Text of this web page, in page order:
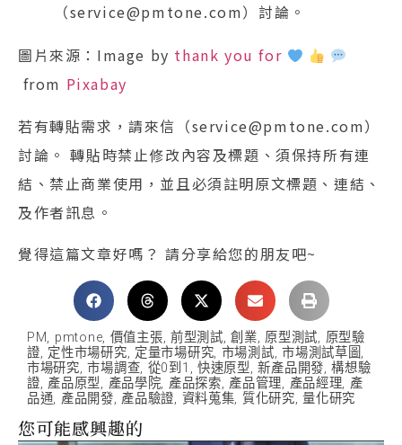
（service@pmtone.com）討論。
圖片來源：Image by thank you for
from Pixabay
若有轉貼需求，請來信（service@pmtone.com）
討論。 轉貼時禁止修改內容及標題、須保持所有連
結、禁止商業使用，並且必須註明原文標題、連結、
及作者訊息。
覺得這篇文章好嗎？ 請分享給您的朋友吧~
PM, pmtone, 價值主張,前型測試,創業, 原型測試, 原型驗
證, 定性市場研究, 定量市場研究, 市場測試,市場測試草圖,
市場研究,市場調查, 從0到1 ,快速原型,新產品開發,構想驗
證, 產品原型, 產品學院, 產品探索, 產品管理, 產品經理, 產
品通, 產品開發, 產品驗證, 資料蒐集, 質化研究,量化研究
您可能感興趣的